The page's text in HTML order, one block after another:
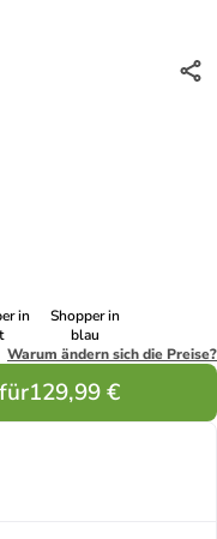
in
Shopper in
blau
Warum ändern sich die Preise?
129,99 €